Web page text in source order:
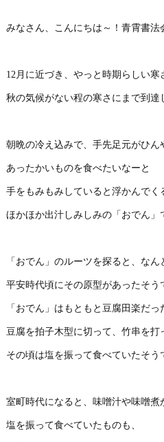
みなさん、こんにちは～！青霄書法
12月に近づき、やっと時期らしい寒
秋の気候がない程の寒さにまで到達
朝晩の冷え込みで、手先足元がひん
あったかいものを食べたいなーと
手をもみもみしていると浮かんでく
ほかほか出汁しみしみの「おでん」
「おでん」のルーツを探ると、なん
平安時代頃にその原型があったそう
「おでん」はもともと豆腐田楽だっ
豆腐を拍子木型に切って、竹串を打
その頃は塩を振って食べていたそう
室町時代になると、味噌汁や味噌煮
塩を振って食べていたものも、